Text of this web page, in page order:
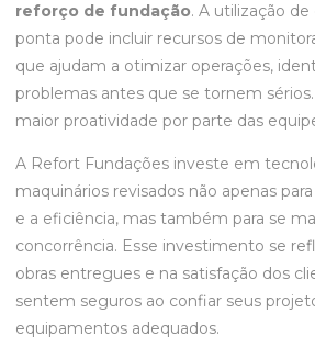
reforço de fundação. A utilização
ponta pode incluir recursos de
que ajudam a otimizar operações,
problemas antes que se tornem
maior proatividade por parte das
A Refort Fundações investe em
maquinários revisados não apenas
e a eficiência, mas também para se
concorrência. Esse investimento se
obras entregues e na satisfação dos
sentem seguros ao confiar seus
equipamentos adequados.